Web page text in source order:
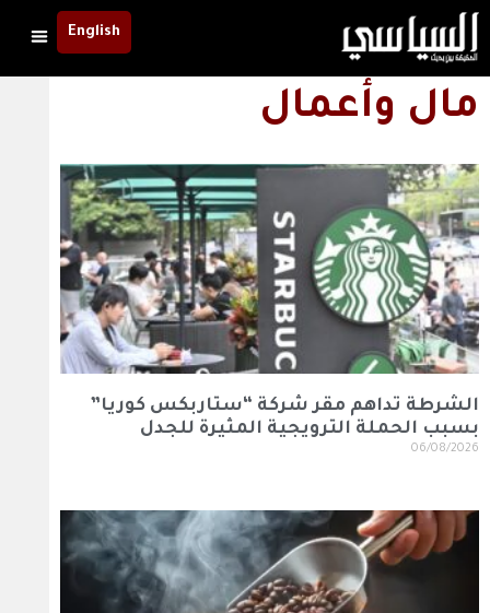
English
مال وأعمال
الشرطة تداهم مقر شركة “ستاربكس كوريا”
بسبب الحملة الترويجية المثيرة للجدل
06/08/2026